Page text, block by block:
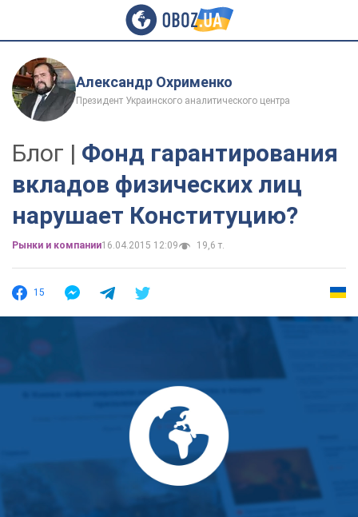
Александр Охрименко
Президент Украинского аналитического центра
Блог | Фонд гарантирования
вкладов физических лиц
нарушает Конституцию?
Рынки и компании16.04.2015 12:09 19,6 т.
15